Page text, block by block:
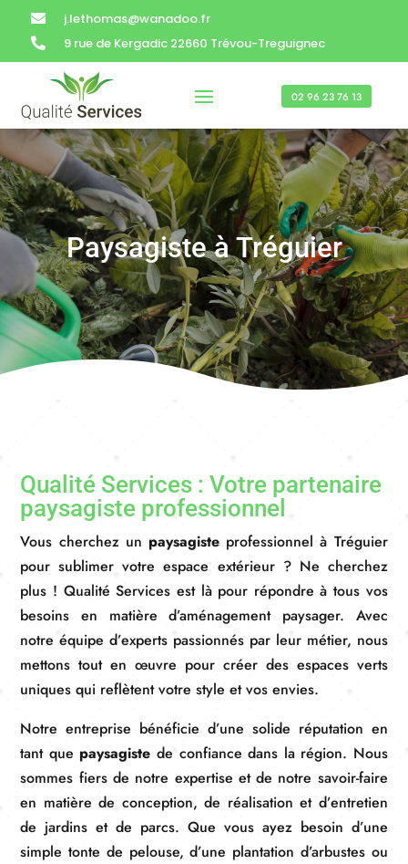
 j.lethomas@wanadoo.fr
 9 rue de Kergadic 22660 Trévou-Treguignec
02 96 23 76 13
Paysagiste àTréguier
Qualité Services : Votre partenaire
paysagiste professionnel
Vous cherchez un paysagiste professionnel à Tréguier
pour sublimer votre espace extérieur ? Ne cherchez
plus ! Qualité Services est là pour répondre à tous vos
besoins en matière d’aménagement paysager. Avec
notre équipe d’experts passionnés par leur métier, nous
mettons tout en œuvre pour créer des espaces verts
uniques qui reflètent votre style et vos envies.
Notre entreprise bénéficie d’une solide réputation en
tant que paysagiste de confiance dans la région. Nous
sommes fiers de notre expertise et de notre savoir-faire
en matière de conception, de réalisation et d’entretien
de jardins et de parcs. Que vous ayez besoin d’une
simple tonte de pelouse, d’une plantation d’arbustes ou